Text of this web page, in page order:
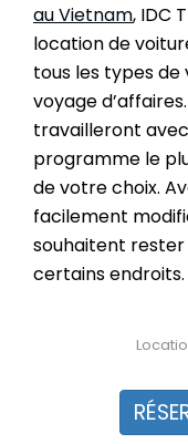
au Vietnam, IDC
location de
tous les types de
voyage
travailleront
programme le
de votre choix.
facilement
souhaitent
certains endroits.